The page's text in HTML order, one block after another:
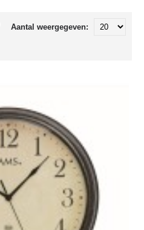
Aantal weergegeven: